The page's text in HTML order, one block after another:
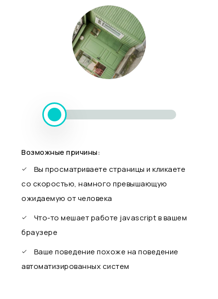
Возможные причины:
Вы просматриваете страницы и кликаете
со скоростью, намного превышающую
ожидаемую от человека
Что-то мешает работе javascript в вашем
браузере
Ваше поведение похоже на поведение
автоматизированных систем